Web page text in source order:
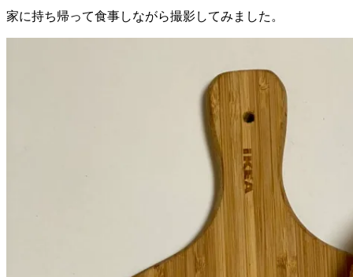
家に持ち帰って食事しながら撮影してみました。